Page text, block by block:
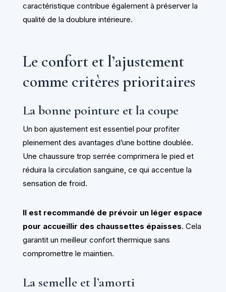
caractéristique contribue également à préserver la
qualité de la doublure intérieure.
Le confort et l’ajustement
comme critères prioritaires
La bonne pointure et la coupe
Un bon ajustement est essentiel pour profiter
pleinement des avantages d’une bottine doublée.
Une chaussure trop serrée comprimera le pied et
réduira la circulation sanguine, ce qui accentue la
sensation de froid.
Il est recommandé de prévoir un léger espace
pour accueillir des chaussettes épaisses. Cela
garantit un meilleur confort thermique sans
compromettre le maintien.
La semelle et l’amorti